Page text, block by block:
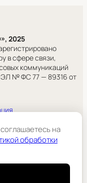
2025
в сфере связи,
коммуникаций
№ ФС 77 — 89316 от
на
обработки